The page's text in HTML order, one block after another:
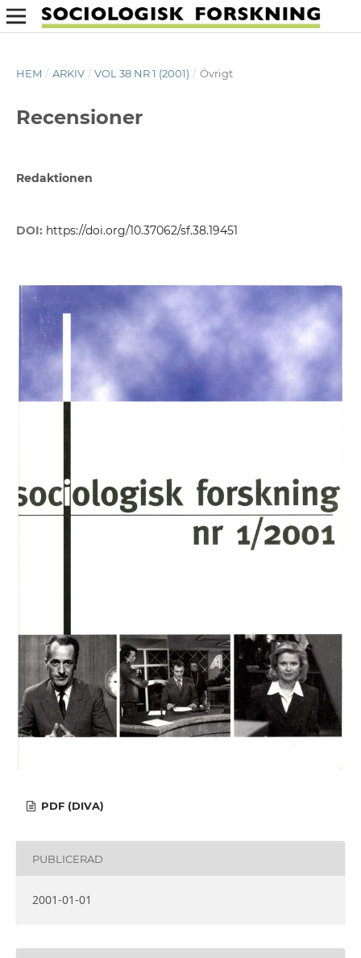
HEM / ARKIV / VOL 38 NR 1 (2001) / Övrigt
Recensioner
Redaktionen
DOI: https://doi.org/10.37062/sf.38.19451
PDF (DIVA)
PUBLICERAD
2001-01-01